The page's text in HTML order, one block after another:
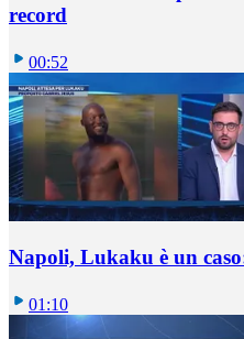
record
00:52
Napoli, Lukaku è un
01:10